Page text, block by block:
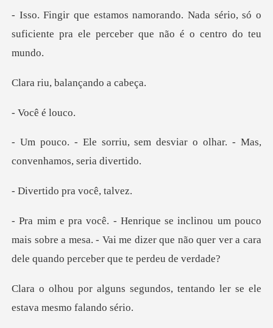
Nada sério, só o
suficiente pra ele pe
balançand
ê é l
em desviar o olhar. - Mas,
do pra vo
o
mais sobre a mesa. - Vai me dizer que não quer ver
gundos, tentando ler se ele